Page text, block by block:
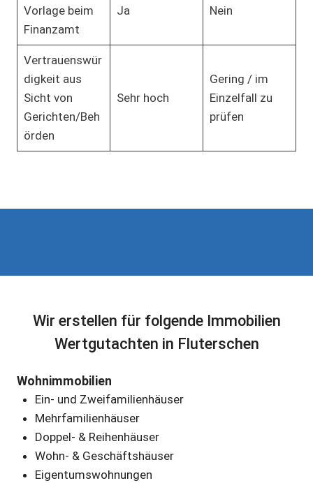
Vorlage beim
Finanzamt
Ja Nein
Vertrauenswür
digkeit aus
Sicht von
Gerichten/Beh
örden
Sehr hoch
Gering / im
Einzelfall zu
prüfen
Wir erstellen für folgende Immobilien
Wertgutachten in Fluterschen
Wohnimmobilien
Ein- und Zweifamilienhäuser
Mehrfamilienhäuser
Doppel- & Reihenhäuser
Wohn- & Geschäftshäuser
Eigentumswohnungen